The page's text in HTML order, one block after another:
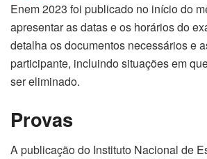
Enem 2023 foi publicado no início do
apresentar as datas e os horários do
detalha os documentos necessários e
participante, incluindo situações em
ser eliminado.
Provas
A publicação do Instituto Nacional de